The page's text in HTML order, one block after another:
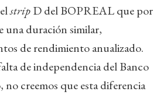
stripD del BOPREAL que por
una duración similar,
de rendimiento anualizado.
de independencia del Banco
creemos que esta diferencia